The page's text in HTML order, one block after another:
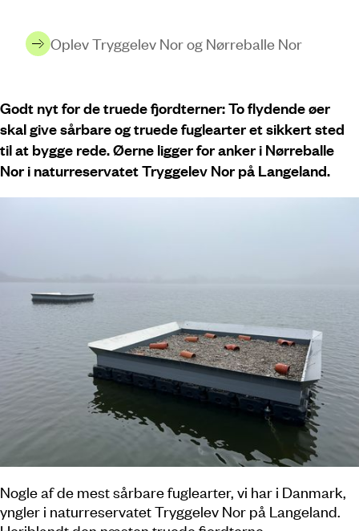
Oplev Tryggelev Nor og Nørreballe Nor
Godt nyt for de truede fjordterner: To flydende øer
skal give sårbare og truede fuglearter et sikkert sted
til at bygge rede. Øerne ligger for anker i Nørreballe
Nor i naturreservatet Tryggelev Nor på Langeland.
Nogle af de mest sårbare fuglearter, vi har i Danmark,
yngler i naturreservatet Tryggelev Nor på Langeland.